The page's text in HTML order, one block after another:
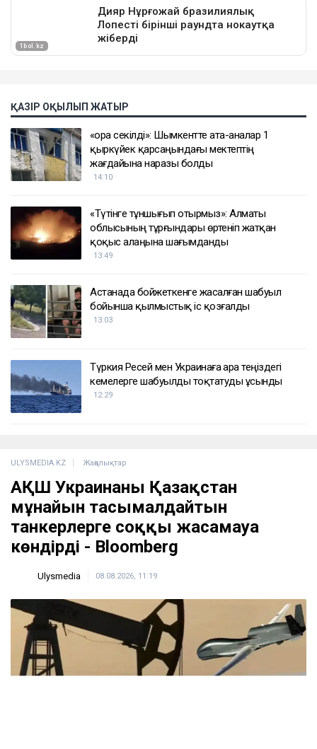
ҚАЗІР ОҚЫЛЫП ЖАТЫР
«Қора секілді»: Шымкентте ата-аналар 1
қыркүйек қарсаңындағы мектептің
жағдайына наразы болды
14:10
«Түтінге тұншығып отырмыз»: Алматы
облысының тұрғындары өртеніп жатқан
қоқыс алаңына шағымданды
13:49
Астанада бойжеткенге жасалған шабуыл
бойынша қылмыстық іс қозғалды
13:03
Түркия Ресей мен Украинаға Қара теңіздегі
кемелерге шабуылды тоқтатуды ұсынды
12:29
ULYSMEDIA.KZ Жаңалықтар
АҚШ Украинаны Қазақстан
мұнайын тасымалдайтын
танкерлерге соққы жасамауға
көндірді - Bloomberg
Ulysmedia 08.08.2026, 11:19